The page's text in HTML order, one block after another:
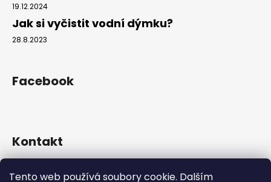
Tento web používá soubory cookie. Dalším
19.12.2024
Jak si vyčistit vodní dýmku?
28.8.2023
Facebook
Kontakt